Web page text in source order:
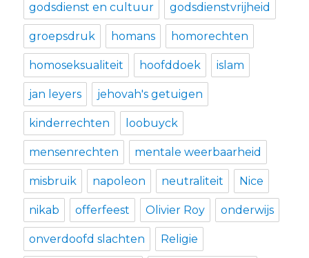
godsdienst en cultuur godsdienstvrijheid
groepsdruk homans homorechten
homoseksualiteit hoofddoek islam
jan leyers jehovah's getuigen
kinderrechten loobuyck
mensenrechten mentale weerbaarheid
misbruik napoleon neutraliteit Nice
nikab offerfeest Olivier Roy onderwijs
onverdoofd slachten Religie